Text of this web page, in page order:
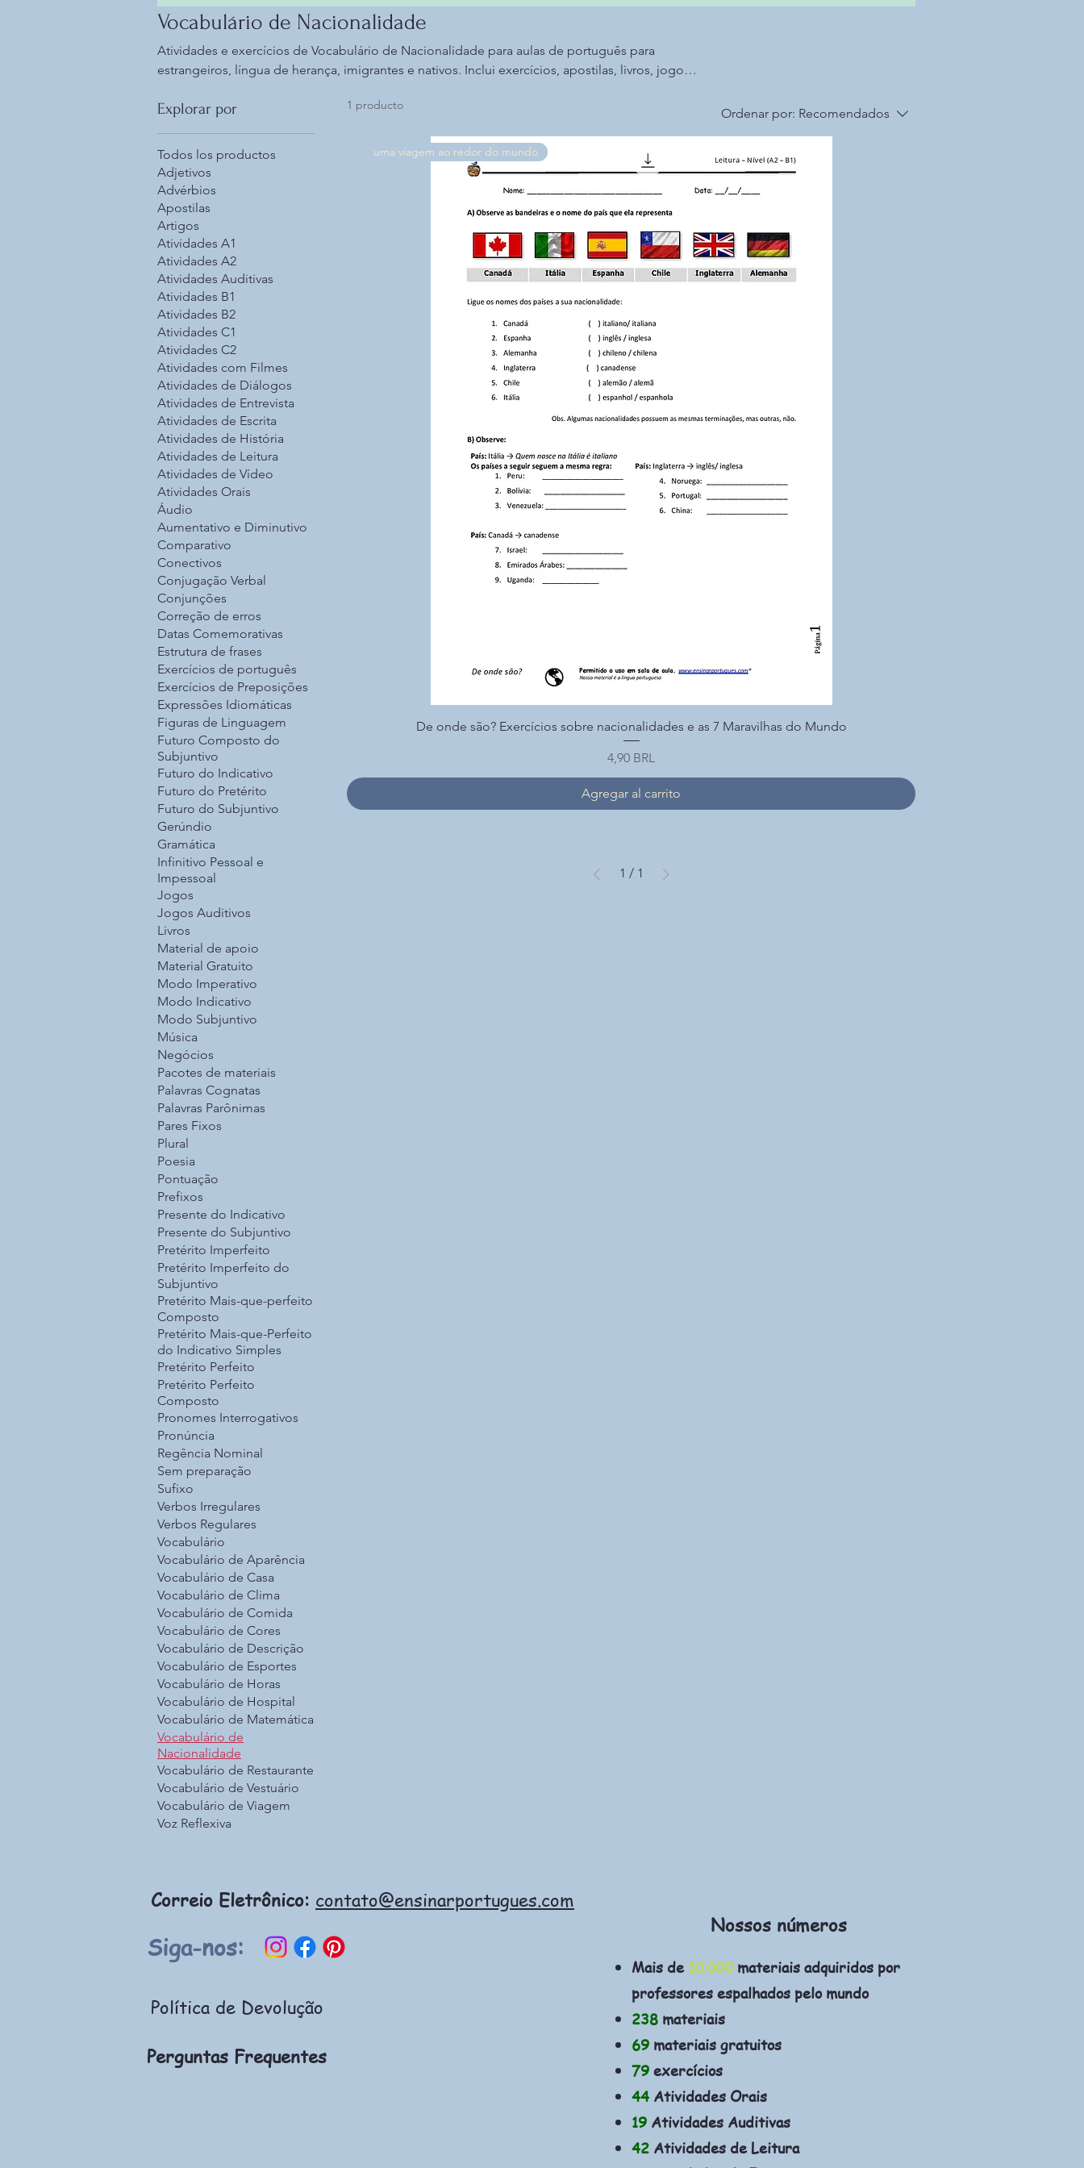
Vocabulário de Nacionalidade
Atividades e exercícios de Vocabulário de Nacionalidade para aulas de português para
estrangeiros, língua de herança, imigrantes e nativos. Inclui exercícios, apostilas, livros, jogos,
Explorar por
Todos los productos
Adjetivos
Advérbios
Apostilas
Artigos
Atividades A1
Atividades A2
Atividades Auditivas
Atividades B1
Atividades B2
Atividades C1
Atividades C2
Atividades com Filmes
Atividades de Diálogos
Atividades de Entrevista
Atividades de Escrita
Atividades de História
Atividades de Leitura
Atividades de Vídeo
Atividades Orais
Áudio
Aumentativo e Diminutivo
Comparativo
Conectivos
Conjugação Verbal
Conjunções
Correção de erros
Datas Comemorativas
Estrutura de frases
Exercícios de português
Exercícios de Preposições
Expressões Idiomáticas
Figuras de Linguagem
Futuro Composto do
Subjuntivo
Futuro do Indicativo
Futuro do Pretérito
Futuro do Subjuntivo
Gerúndio
Gramática
Infinitivo Pessoal e
Impessoal
Jogos
Jogos Auditivos
Livros
Material de apoio
Material Gratuito
Modo Imperativo
Modo Indicativo
Modo Subjuntivo
Música
Negócios
Pacotes de materiais
Palavras Cognatas
Palavras Parônimas
Pares Fixos
Plural
Poesia
Pontuação
Prefixos
Presente do Indicativo
Presente do Subjuntivo
Pretérito Imperfeito
Pretérito Imperfeito do
Subjuntivo
Pretérito Mais-que-perfeito
Composto
Pretérito Mais-que-Perfeito
do Indicativo Simples
Pretérito Perfeito
Pretérito Perfeito
Composto
Pronomes Interrogativos
Pronúncia
Regência Nominal
Sem preparação
Sufixo
Verbos Irregulares
Verbos Regulares
Vocabulário
Vocabulário de Aparência
Vocabulário de Casa
Vocabulário de Clima
Vocabulário de Comida
Vocabulário de Cores
Vocabulário de Descrição
Vocabulário de Esportes
Vocabulário de Horas
Vocabulário de Hospital
Vocabulário de Matemática
Vocabulário de
Nacionalidade
Vocabulário de Restaurante
Vocabulário de Vestuário
Vocabulário de Viagem
Voz Reflexiva
1 producto
Ordenar por: Recomendados
Vista rápida
uma viagem ao redor do mundo
De onde são? Exercícios sobre nacionalidades e as 7 Maravilhas do Mundo
Precio
4,90 BRL
Agregar al carrito
1 / 1
Correio Eletrônico: contato@ensinarportugues.com
Siga-nos:
Política de Devolução
Perguntas Frequentes
Nossos números
Mais de 10.000 materiais adquiridos por
professores espalhados pelo mundo
238 materiais
69 materiais gratuitos
79 exercícios
44Atividades Orais
19 Atividades Auditivas
42 Atividades de Leitura